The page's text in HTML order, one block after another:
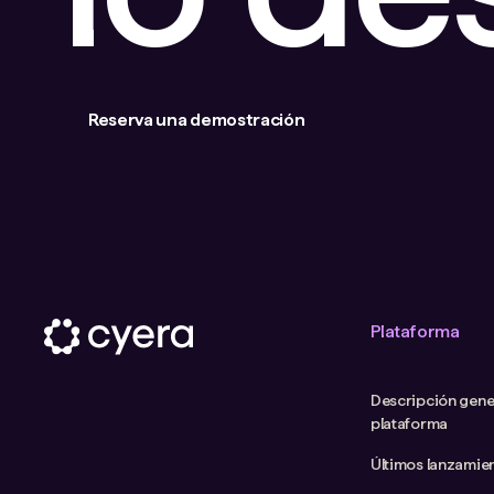
Reserva una demostración
Plataforma
Descripción
plataforma
Últimos